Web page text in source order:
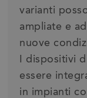
varianti
ampliate e
nuove
I dispositivi
essere
in impianti